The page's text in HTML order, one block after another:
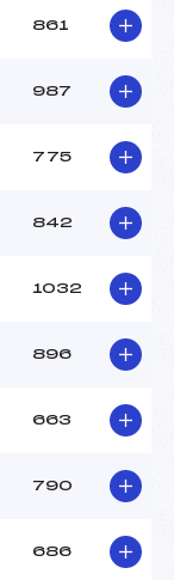
861
987
775
842
1032
896
663
790
686